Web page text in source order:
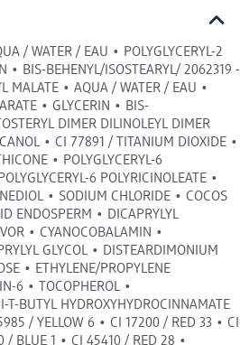
/ WATER / EAU • POLYGLYCERYL-2
• BIS-BEHENYL/ISOSTEARYL/ 2062319 -
MALATE • AQUA / WATER / EAU •
• GLYCERIN • BIS-
DIMER DILINOLEYL DIMER
• CI 77891 / TITANIUM DIOXIDE •
• POLYGLYCERYL-6
6 POLYRICINOLEATE •
• SODIUM CHLORIDE • COCOS
ENDOSPERM • DICAPRYLYL
• CYANOCOBALAMIN •
GLYCOL • DISTEARDIMONIUM
• ETHYLENE/PROPYLENE
6 • TOCOPHEROL •
T-BUTYL HYDROXYHYDROCINNAMATE
/ YELLOW 6 • CI 17200 / RED 33 • CI
/ BLUE 1 • CI 45410 / RED 28 •